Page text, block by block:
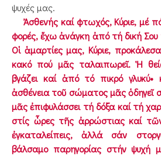
ψυχές μας.
Ἀσθενής καί φτωχός, Κύριε, μέ
φορές, ἔχω ἀνάγκη ἀπό τή δική Σου
Οἱ ἁμαρτίες μας, Κύριε,
κακό πού μᾶς ταλαιπωρεῖ. Ἡ
βγάζει καί ἀπό τό πικρό
ἀσθένεια τοῦ σώματος μᾶς ὁδηγεῖ
μᾶς ἐπιφυλάσσει τή δόξα καί τή
στίς ὧρες τῆς ἀρρώστιας καί
ἐγκαταλείπεις, ἀλλά σάν
βάλσαμο παρηγορίας στήν ψυχή